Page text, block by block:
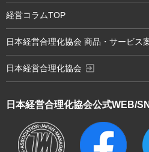
日本経営合理化協会公式WEB/
経営コラムTOP
日本経営合理化協会 商品・サービス
日本経営合理化協会 exit_to_app